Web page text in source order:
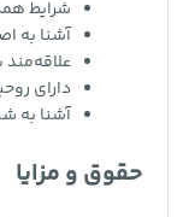
شرایط
آشنا به
علاقه‌مند
دارای
آشنا به
حقوق و مزایا